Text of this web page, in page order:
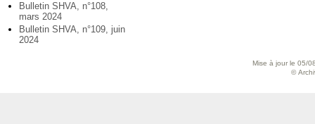
Bulletin SHVA, n°108,
mars 2024
Bulletin SHVA, n°109, juin
2024
Mise à jour le 05/
©